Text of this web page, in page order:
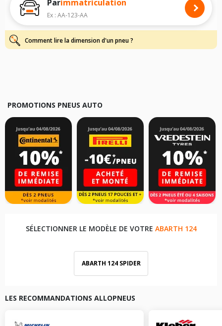
Pour cela, veuillez sélectionner le modèle de votre véhicule ci-dessous :
Les résultats de votre recherche sont donnés à titre indicatif. Il est
fortement recommandé de vérifier en amont la dimension des pneus
montés sur votre véhicule, sans oublier les indices de charge et de
vitesse, indispensables pour que votre dimension soit complète.
Parimmatriculation
Ex : AA-123-AA
Comment lire la dimension d'un pneu ?
PROMOTIONS PNEUS AUTO
SÉLECTIONNER LE MODÈLE DE VOTRE ABARTH 124
ABARTH 124 SPIDER
LES RECOMMANDATIONS ALLOPNEUS